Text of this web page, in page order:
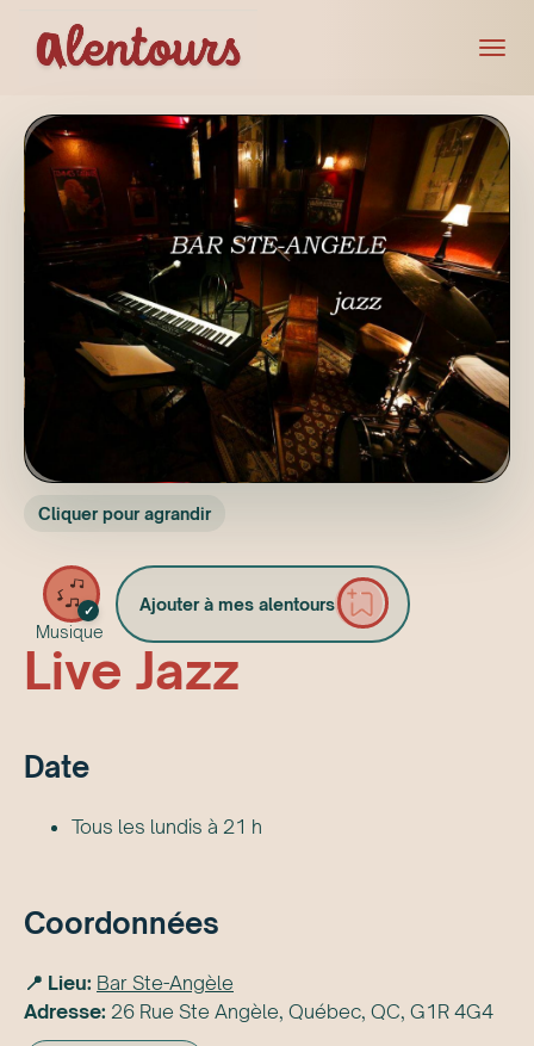
Cliquer pour agrandir
✓
Musique
Ajouter à mes alentours
Live Jazz
Date
Tous les lundis à 21 h
Coordonnées
📍 Lieu: Bar Ste-Angèle
Adresse: 26 Rue Ste Angèle, Québec, QC, G1R 4G4